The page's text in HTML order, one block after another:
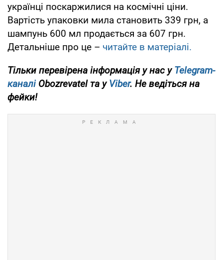
українці поскаржилися на космічні ціни.
Вартість упаковки мила становить 339 грн, а
шампунь 600 мл продається за 607 грн.
Детальніше про це – читайте в матеріалі.
Тільки перевірена інформація у нас уTelegram-
каналіObozrevatel та уViber. Не ведіться на
фейки!